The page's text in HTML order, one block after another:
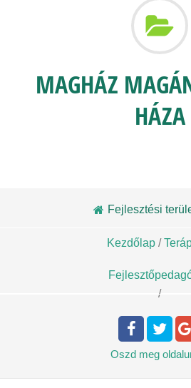
MAGHÁZ
HÁZA
Fejlesztési
Kezdőlap /
/
Oszd meg